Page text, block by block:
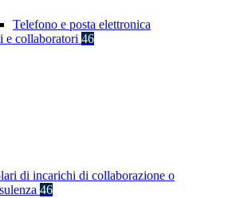
Telefono e posta elettronica
e collaboratori 46
di incarichi di collaborazione o
46